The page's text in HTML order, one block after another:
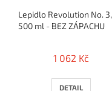
Lepidlo Revolution No. 3,
500 ml - BEZ ZÁPACHU
1 062 Kč
DETAIL